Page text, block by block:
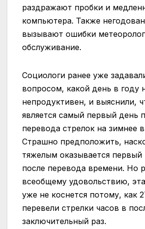
раздражают пробки и
компьютера. Также
вызывают ошибки
обслуживание.
Социологи ранее уже
вопросом, какой день в году
непродуктивен, и выяснили,
является самый первый день
перевода стрелок на зимнее
Страшно предположить,
тяжелым оказывается первый
после перевода времени. Но
всеобщему удовольствию,
уже не коснется потому, как
перевели стрелки часов в
заключительный раз.